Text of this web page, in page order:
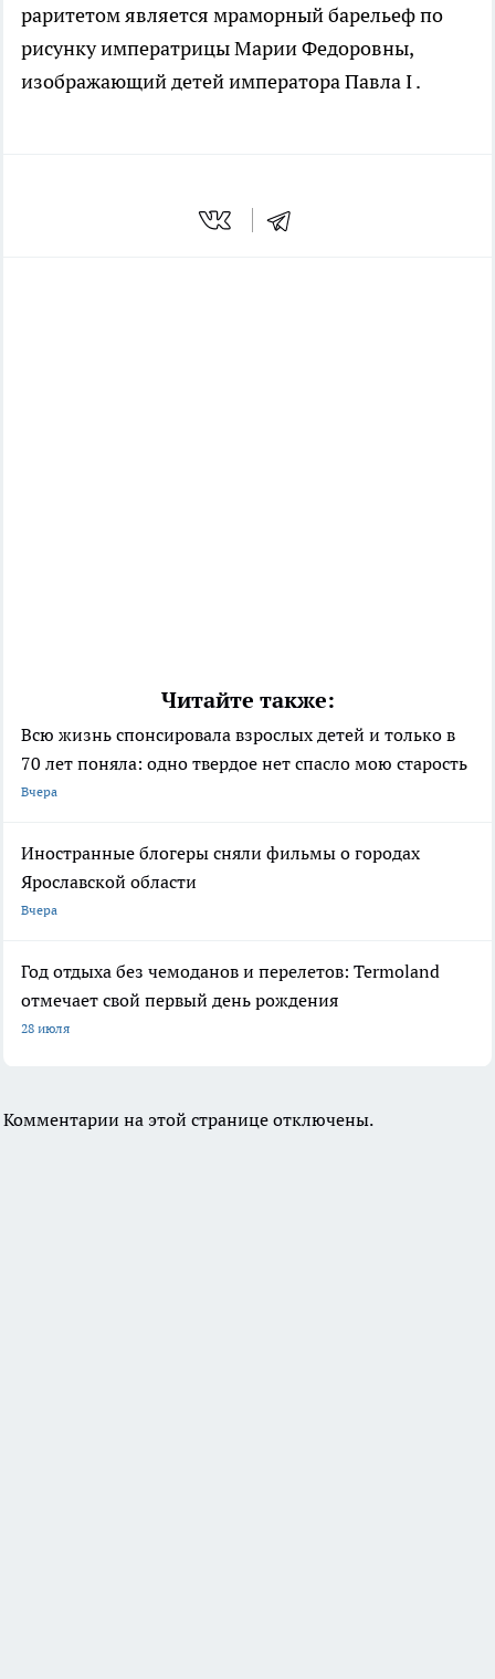
раритетом является мраморный барельеф по
рисунку императрицы Марии Федоровны,
изображающий детей императора Павла I .
Читайте также:
Всю жизнь спонсировала взрослых детей и только в
70 лет поняла: одно твердое нет спасло мою старость
Вчера
Иностранные блогеры сняли фильмы о городах
Ярославской области
Вчера
Год отдыха без чемоданов и перелетов: Termoland
отмечает свой первый день рождения
28 июля
Комментарии на этой странице отключены.